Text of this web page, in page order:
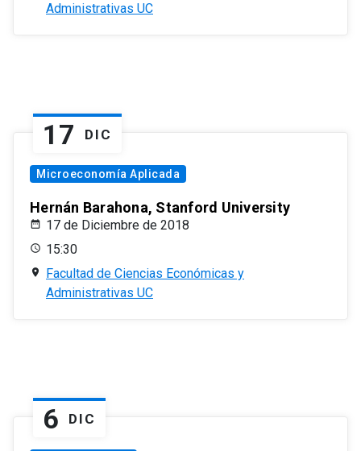
Administrativas UC
17 DIC
Microeconomía Aplicada
Hernán Barahona, Stanford University
17 de Diciembre de 2018
15:30
Facultad de Ciencias Económicas y
Administrativas UC
6 DIC